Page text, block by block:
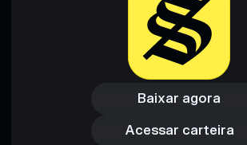
Baixar agora
Baixar agora
Acessar carteira
Acessar carteira